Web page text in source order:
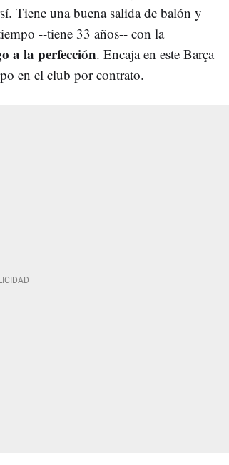
Tiene una buena salida de balón y
--tiene 33 años-- con la
a la perfección. Encaja en este Barça
en el club por contrato.